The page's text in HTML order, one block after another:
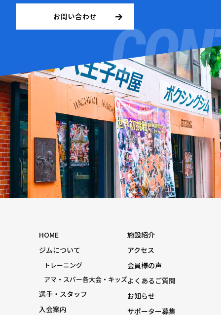
お問い合わせ
HOME
ジムについて
トレーニング
アマ・スパー各大会・キッズ
選手・スタッフ
入会案内
施設紹介
アクセス
会員様の声
よくあるご質問
お知らせ
サポーター募集